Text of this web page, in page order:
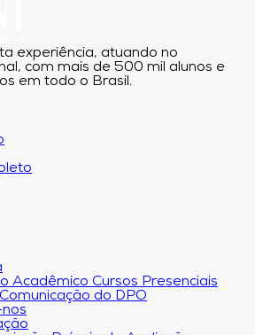
experiência, atuando no
com mais de 500 mil alunos e
em todo o Brasil.
Acadêmico Cursos Presenciais
do DPO